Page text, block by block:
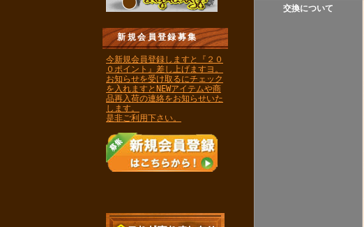
新規会員登録募集
今新規会員登録しますと『２０
０ポイント』差し上げますヨ。
お知らせを受け取るにチェック
を入れますとNEWアイテムや商
品再入荷の連絡をお知らせいた
します。
是非ご利用下さい。
交換について